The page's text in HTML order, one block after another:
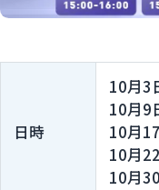
日時
10月3
10月9
10月
10月
10月